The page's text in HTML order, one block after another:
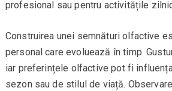
profesional sau pentru activitățile
Construirea unei semnături olfactive
personal care evoluează în timp.
iar preferințele olfactive pot fi
sezon sau de stilul de viață.